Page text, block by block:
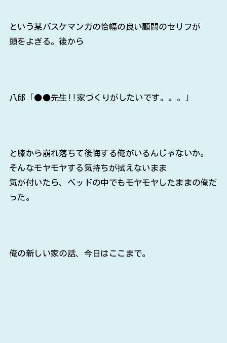
という某バスケマンガの恰幅の良い顧問のセリフが
頭をよぎる。後から
八郎「●●先生!!家づくりがしたいです。。。」
と膝から崩れ落ちて後悔する俺がいるんじゃないか。
そんなモヤモヤする気持ちが拭えないまま
気が付いたら、ベッドの中でもモヤモヤしたままの俺だ
った。
俺の新しい家の話、今日はここまで。